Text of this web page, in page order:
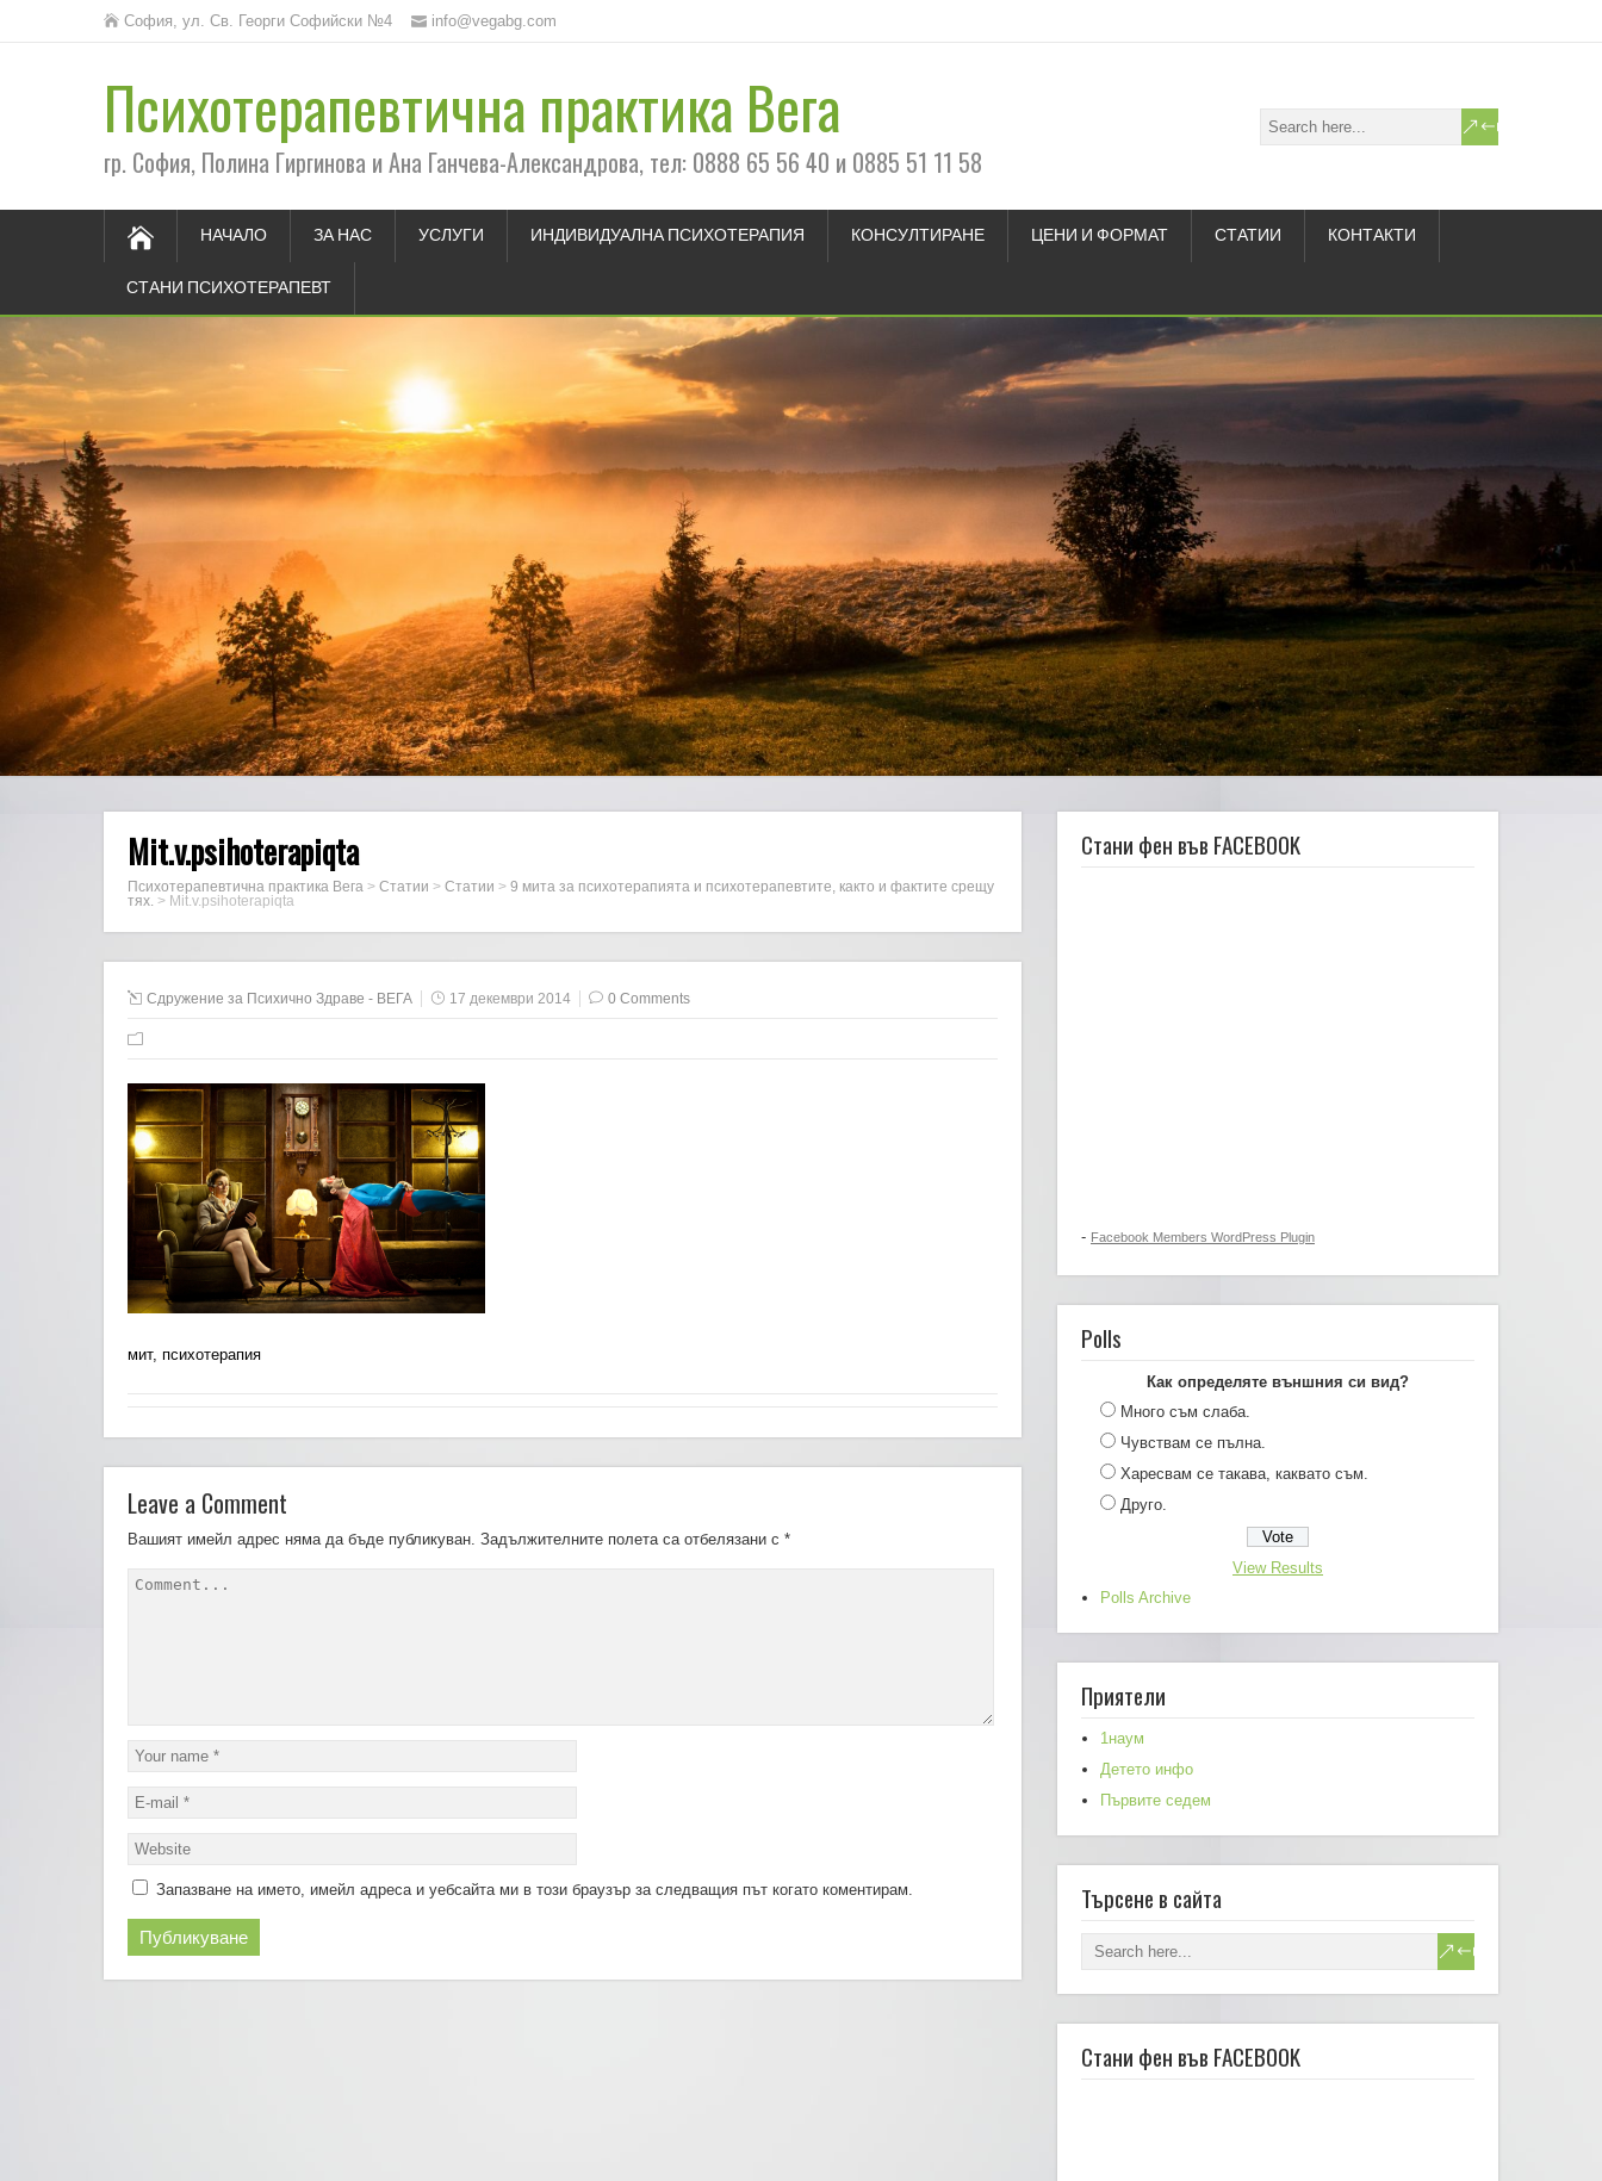
София, ул. Св. Георги Софийски №4 info@vegabg.com
Психотерапевтична практика Вега
гр. София, Полина Гиргинова и Ана Ганчева-Александрова, тел: 0888 65 56 40 и 0885 51 11 58
НАЧАЛО ЗА НАС УСЛУГИ ИНДИВИДУАЛНА ПСИХОТЕРАПИЯ КОНСУЛТИРАНЕ ЦЕНИ И ФОРМАТ СТАТИИ КОНТАКТИ
СТАНИ ПСИХОТЕРАПЕВТ
Mit.v.psihoterapiqta
Психотерапевтична практика Вега > Статии > Статии > 9 мита за психотерапията и психотерапевтите, както и фактите срещу
тях. > Mit.v.psihoterapiqta
Сдружение за Психично Здраве - ВЕГА 17 декември 2014 0 Comments
мит, психотерапия
Leave a Comment
Вашият имейл адрес няма да бъде публикуван. Задължителните полета са отбелязани с *
Запазване на името, имейл адреса и уебсайта ми в този браузър за следващия път когато коментирам.
Стани фен във FACEBOOK
- Facebook Members WordPress Plugin
Polls
Как определяте външния си вид?
Много съм слаба.
Чувствам се пълна.
Харесвам се такава, каквато съм.
Друго.
View Results
Polls Archive
Приятели
1наум
Детето инфо
Първите седем
Търсене в сайта
Стани фен във FACEBOOK